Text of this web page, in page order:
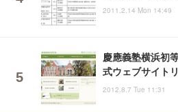
2011.2.14 Mon 14:49
慶應義塾横浜初
式ウェブサイト
2012.8.7 Tue 11:31